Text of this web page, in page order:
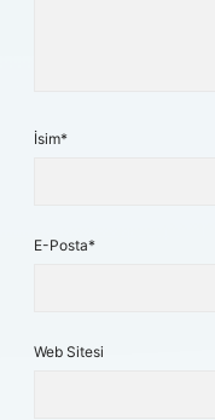
İsim*
E-Posta*
Web Sitesi